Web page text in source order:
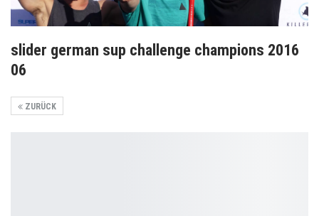
slider german sup challenge champions 2016
06
ZURÜCK